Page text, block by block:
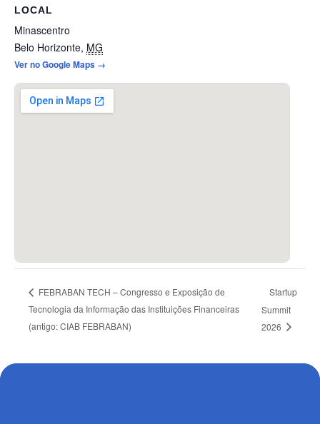
LOCAL
Minascentro
Belo Horizonte, MG
Ver no Google Maps →
FEBRABAN TECH – Congresso e Exposição de
Tecnologia da Informação das Instituições Financeiras
(antigo: CIAB FEBRABAN)
Startup
Summit
2026